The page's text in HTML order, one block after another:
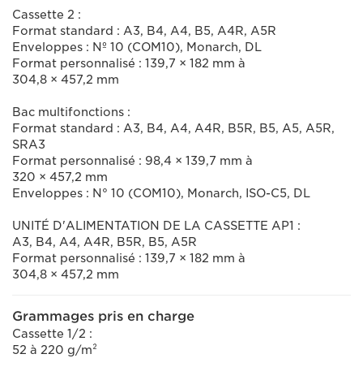
Cassette 2 :
Format standard : A3, B4, A4, B5, A4R, A5R
Enveloppes : Nº 10 (COM10), Monarch, DL
Format personnalisé : 139,7 × 182 mm à
304,8 × 457,2 mm
Bac multifonctions :
Format standard : A3, B4, A4, A4R, B5R, B5, A5, A5R,
SRA3
Format personnalisé : 98,4 × 139,7 mm à
320 × 457,2 mm
Enveloppes : N° 10 (COM10), Monarch, ISO-C5, DL
UNITÉ D'ALIMENTATION DE LA CASSETTE AP1 :
A3, B4, A4, A4R, B5R, B5, A5R
Format personnalisé : 139,7 × 182 mm à
304,8 × 457,2 mm
Grammages pris en charge
Cassette 1/2 :
52 à 220 g/m²